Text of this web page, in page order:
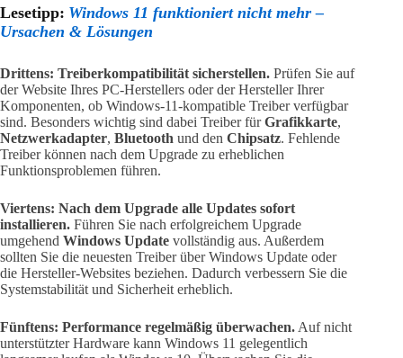
Lesetipp: Windows 11 funktioniert nicht mehr –
Ursachen & Lösungen
Drittens: Treiberkompatibilität sicherstellen. Prüfen Sie auf
der Website Ihres PC-Herstellers oder der Hersteller Ihrer
Komponenten, ob Windows-11-kompatible Treiber verfügbar
sind. Besonders wichtig sind dabei Treiber fürGrafikkarte,
Netzwerkadapter, Bluetooth und den Chipsatz. Fehlende
Treiber können nach dem Upgrade zu erheblichen
Funktionsproblemen führen.
Viertens: Nach dem Upgrade alle Updates sofort
installieren. Führen Sie nach erfolgreichem Upgrade
umgehend Windows Update vollständig aus. Außerdem
sollten Sie die neuesten Treiber über Windows Update oder
die Hersteller-Websites beziehen. Dadurch verbessern Sie die
Systemstabilität und Sicherheit erheblich.
Fünftens: Performance regelmäßig überwachen. Auf nicht
unterstützter Hardware kann Windows 11 gelegentlich